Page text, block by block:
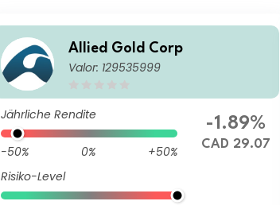
Allied Gold Corp
Valor: 129535999
Jährliche Rendite
-50% 0%
+50%
Risiko-Level
-1.89%
CAD 29.07